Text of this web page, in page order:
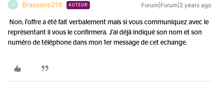
B Brassens216 AUTEUR Forum|Forum|2 years ago
Non, l'offre a été fait verbalement mais si vous communiquez avec le
représentant il vous le confirmera. J'ai déjà indiqué son nom et son
numéro de téléphone dans mon 1er message de cet echange.